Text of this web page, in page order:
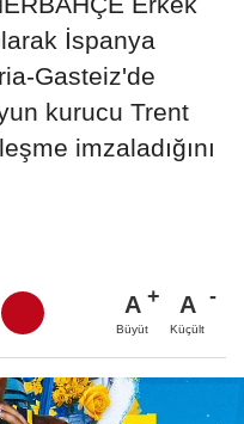
İspanya
Gasteiz'de
kurucu Trent
imzaladığını
A
Büyüt
A
Küçült